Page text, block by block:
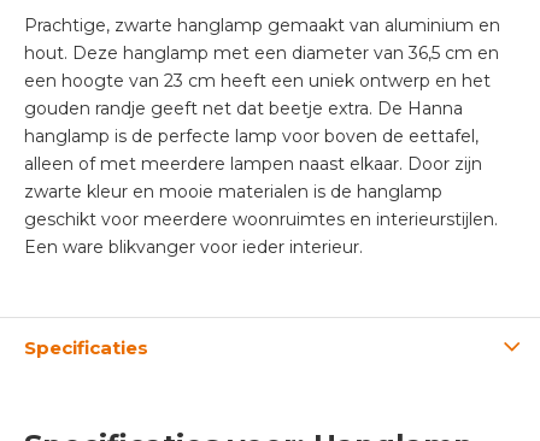
Prachtige, zwarte hanglamp gemaakt van aluminium en
hout. Deze hanglamp met een diameter van 36,5 cm en
een hoogte van 23 cm heeft een uniek ontwerp en het
gouden randje geeft net dat beetje extra. De Hanna
hanglamp is de perfecte lamp voor boven de eettafel,
alleen of met meerdere lampen naast elkaar. Door zijn
zwarte kleur en mooie materialen is de hanglamp
geschikt voor meerdere woonruimtes en interieurstijlen.
Een ware blikvanger voor ieder interieur.
Specificaties